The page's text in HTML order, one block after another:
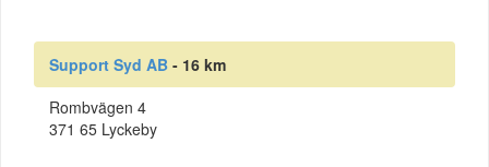
Support Syd AB - 16 km
Rombvägen 4
371 65 Lyckeby